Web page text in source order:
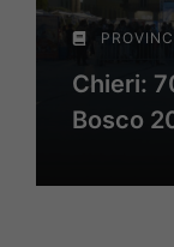
Chieri:
Bosco